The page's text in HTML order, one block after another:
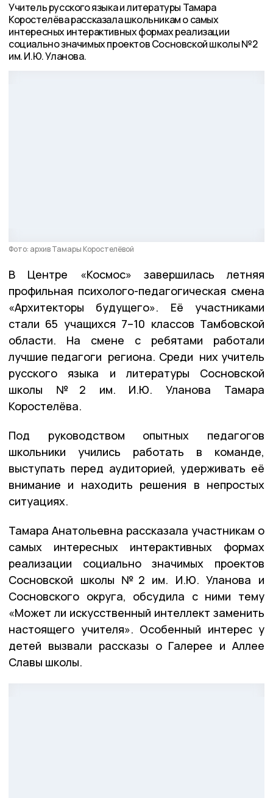
Учитель русского языка и литературы Тамара
Коростелёва рассказала школьникам о самых
интересных интерактивных формах реализации
социально значимых проектов Сосновской школы №2
им. И.Ю. Уланова.
Фото: архив Тамары Коростелёвой
В Центре «Космос» завершилась летняя
профильная психолого-педагогическая смена
«Архитекторы будущего». Её участниками
стали 65 учащихся 7–10 классов Тамбовской
области. На смене с ребятами работали
лучшие педагоги региона. Среди них учитель
русского языка и литературы Сосновской
школы №2 им. И.Ю. Уланова Тамара
Коростелёва.
Под руководством опытных педагогов
школьники учились работать в команде,
выступать перед аудиторией, удерживать её
внимание и находить решения в непростых
ситуациях.
Тамара Анатольевна рассказала участникам о
самых интересных интерактивных формах
реализации социально значимых проектов
Сосновской школы №2 им. И.Ю. Уланова и
Сосновского округа, обсудила с ними тему
«Может ли искусственный интеллект заменить
настоящего учителя». Особенный интерес у
детей вызвали рассказы о Галерее и Аллее
Славы школы.